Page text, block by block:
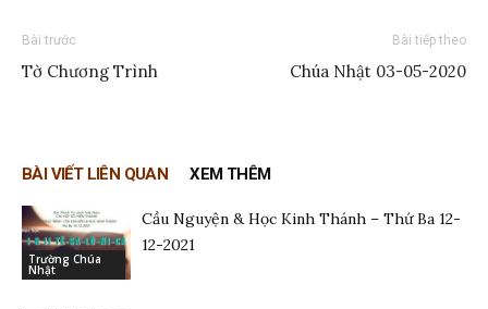
Bài trước
Tờ Chương Trình
Bài tiếp theo
Chúa Nhật 03-05-2020
BÀI VIẾT LIÊN QUAN XEM THÊM
Trường Chúa
Nhật
Cầu Nguyện & Học Kinh Thánh – Thứ Ba 12-
12-2021